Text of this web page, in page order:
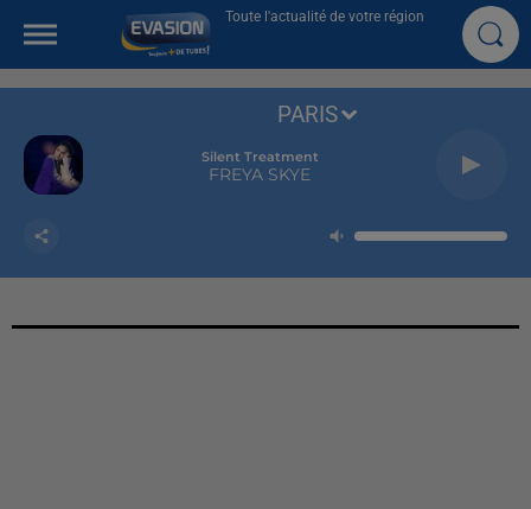
Toute l'actualité de votre région
Silent Treatment
FREYA SKYE
PARIS